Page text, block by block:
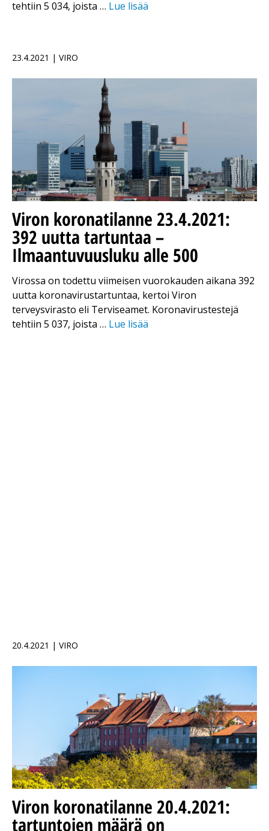
tehtiin 5 034, joista … Lue lisää
23.4.2021 | VIRO
Viron koronatilanne 23.4.2021:
392 uutta tartuntaa –
Ilmaantuvuusluku alle 500
Virossa on todettu viimeisen vuorokauden aikana 392
uutta koronavirustartuntaa, kertoi Viron
terveysvirasto eli Terviseamet. Koronavirustestejä
tehtiin 5 037, joista … Lue lisää
20.4.2021 | VIRO
Viron koronatilanne 20.4.2021:
tartuntojen määrä on